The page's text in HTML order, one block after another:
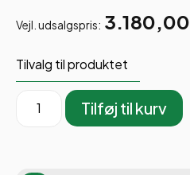
Vejl. udsalgspris: 3.180,00
Tilvalg til produktet
Tilføj til kurv